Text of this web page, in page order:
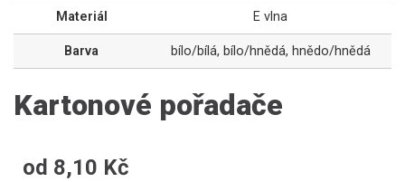
Materiál E vlna
Barva bílo/bílá, bílo/hnědá, hnědo/hnědá
Kartonové pořadače
od 8,10 Kč